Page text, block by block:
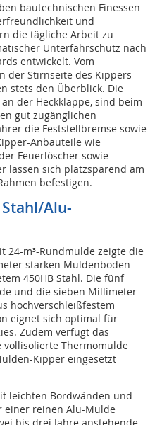
bautechnischen Finessen
und
die tägliche Arbeit zu
Unterfahrschutz nach
entwickelt. Vom
der Stirnseite des Kippers
stets den Überblick. Die
der Heckklappe, sind beim
gut zugänglichen
die Feststellbremse sowie
Anbauteile wie
Feuerlöscher sowie
lassen sich platzsparend am
befestigen.
Alu-
24-m³-Rundmulde zeigte die
starken Muldenboden
450HB Stahl. Die fünf
und die sieben Millimeter
hochverschleißfestem
eignet sich optimal für
Zudem verfügt das
Thermomulde
Kipper eingesetzt
leichten Bordwänden und
einer reinen Alu-Mulde